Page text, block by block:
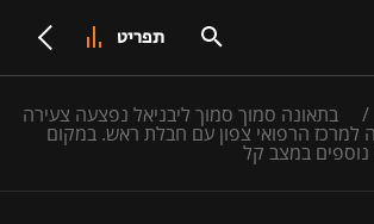
תפריט
/ בתאונה סמוך סמוך ליבניאל נפצעה צעירה
פונתה למרכז הרפואי צפון עם חבלת ראש. במקום